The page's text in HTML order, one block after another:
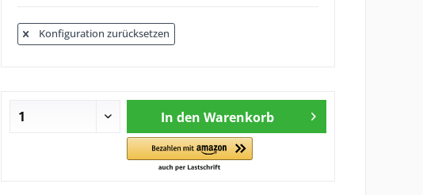
Konfiguration zurücksetzen
In den Warenkorb